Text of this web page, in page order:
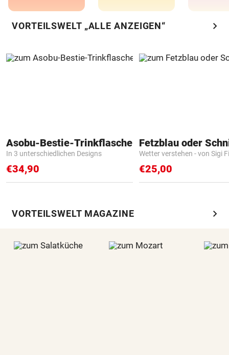
VORTEILSWELT „ALLE ANZEIGEN“ chevron_right
Asobu-Bestie-Trinkflasche
In 3 unterschiedlichen Designs
€34,90
Fetzblau oder
Wetter verstehen - von Sigi
€25,00
VORTEILSWELT MAGAZINE chevron_right